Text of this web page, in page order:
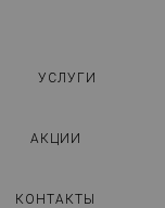
УСЛУГИ
АКЦИИ
КОНТАКТЫ